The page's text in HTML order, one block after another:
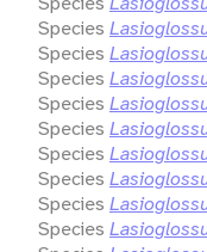
Species
Species
Species
Species
Species
Species
Species
Species
Species